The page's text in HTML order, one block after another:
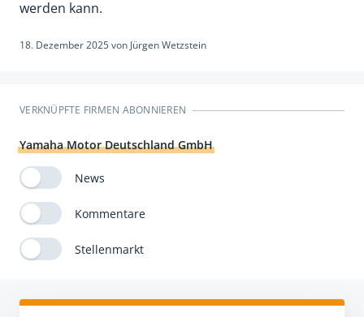
werden kann.
18. Dezember 2025von Jürgen Wetzstein
VERKNÜPFTE FIRMEN ABONNIEREN
Yamaha Motor Deutschland GmbH
News
Kommentare
Stellenmarkt